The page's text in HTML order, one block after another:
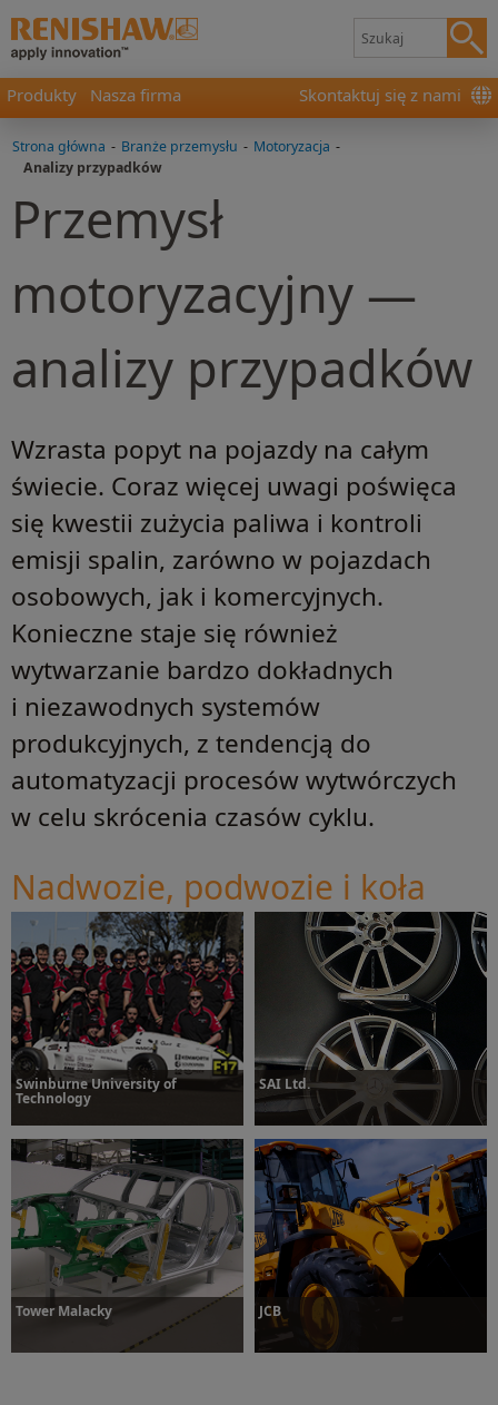
Produkty Nasza firma Skontaktuj się z nami
Strona główna - Branże przemysłu - Motoryzacja -
Analizy przypadków
Przemysł
motoryzacyjny —
analizy przypadków
Wzrasta popyt na pojazdy na całym
świecie. Coraz więcej uwagi poświęca
się kwestii zużycia paliwa i kontroli
emisji spalin, zarówno w pojazdach
osobowych, jak i komercyjnych.
Konieczne staje się również
wytwarzanie bardzo dokładnych
i niezawodnych systemów
produkcyjnych, z tendencją do
automatyzacji procesów wytwórczych
w celu skrócenia czasów cyklu.
Nadwozie, podwozie i koła
Swinburne University of
Technology
Dowiedz się więcej
SAI Ltd.
Dowiedz się więcej
Tower Malacky JCB